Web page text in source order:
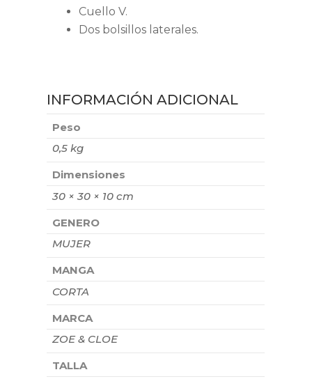
Cuello V.
Dos bolsillos laterales.
INFORMACIÓN ADICIONAL
Peso
0,5 kg
Dimensiones
30 × 30 × 10 cm
GENERO
MUJER
MANGA
CORTA
MARCA
ZOE & CLOE
TALLA